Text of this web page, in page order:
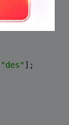
"des" ];